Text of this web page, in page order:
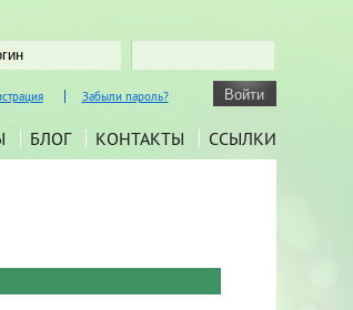
Забыли пароль?
БЛОГ КОНТАКТЫ ССЫЛКИ